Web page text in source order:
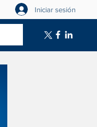
Iniciar sesión